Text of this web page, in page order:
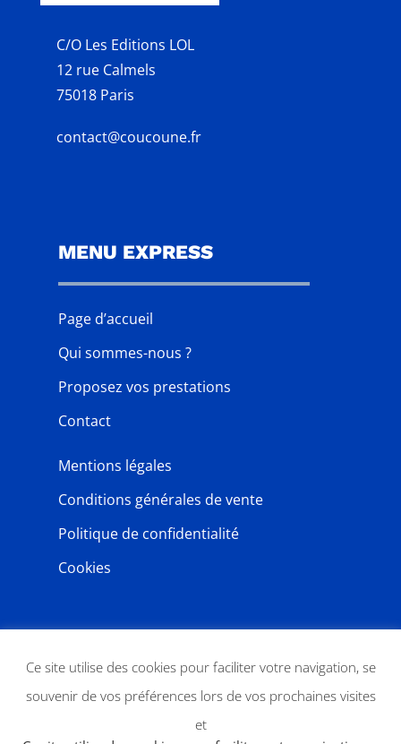
C/O Les Editions LOL
12 rue Calmels
75018 Paris
contact@coucoune.fr
MENU EXPRESS
Page d’accueil
Qui sommes-nous ?
Proposez vos prestations
Contact
Mentions légales
Conditions générales de vente
Politique de confidentialité
Cookies
Ce site utilise des cookies pour faciliter votre navigation, se
souvenir de vos préférences lors de vos prochaines visites
et